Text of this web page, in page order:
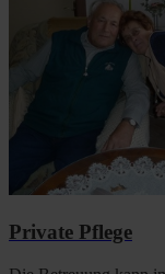
Private Pflege